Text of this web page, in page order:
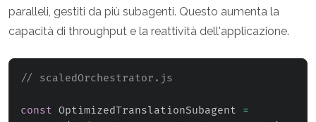
paralleli, gestiti da più subagenti. Questo aumenta la
capacità di throughput e la reattività dell'applicazione.
// scaledOrchestrator.js
const OptimizedTranslationSubagent =